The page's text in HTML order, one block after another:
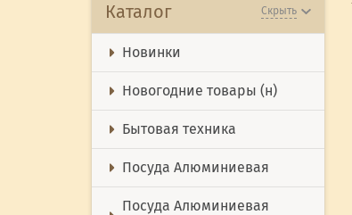
Каталог Скрыть
Новинки
Новогодние товары (н)
Бытовая техника
Посуда Алюминиевая
Посуда Алюминиевая